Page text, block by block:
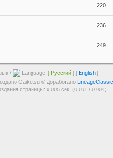
220
236
249
/ Language: [ Русский ] [ English ]
Gaikotsu © Доработано LineageClassic
страницы: 0.005 сек. (0.001 / 0.004).